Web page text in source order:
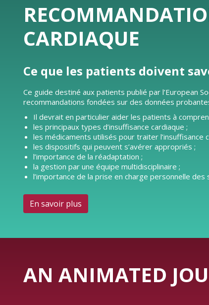
CARDIAQUE
Ce que les patients doivent
Ce guide destiné aux patients publié par l’European
recommandations fondées sur des données
Il devrait en particulier aider les patients à
les principaux types d’insuffisance cardiaque ;
les médicaments utilisés pour traiter l’insuffisance
les dispositifs qui peuvent s’avérer appropriés ;
l’importance de la réadaptation ;
la gestion par une équipe multidisciplinaire ;
l’importance de la prise en charge personnelle
En savoir plus
AN ANIMATED